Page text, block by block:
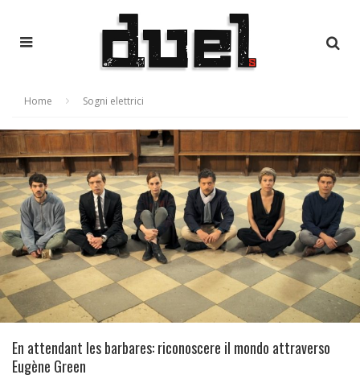
Home Sogni elettrici
En attendant les barbares: riconoscere il mondo attraverso
Eugène Green